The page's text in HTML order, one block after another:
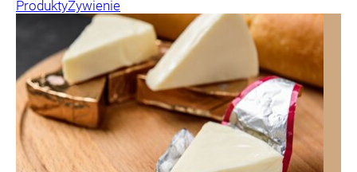
ProduktyŻywienie